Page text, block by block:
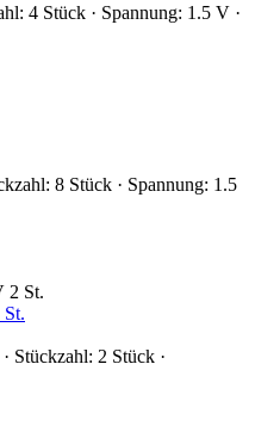
4 Stück · Spannung: 1.5 V ·
8 Stück · Spannung: 1.5
Stückzahl: 2 Stück ·